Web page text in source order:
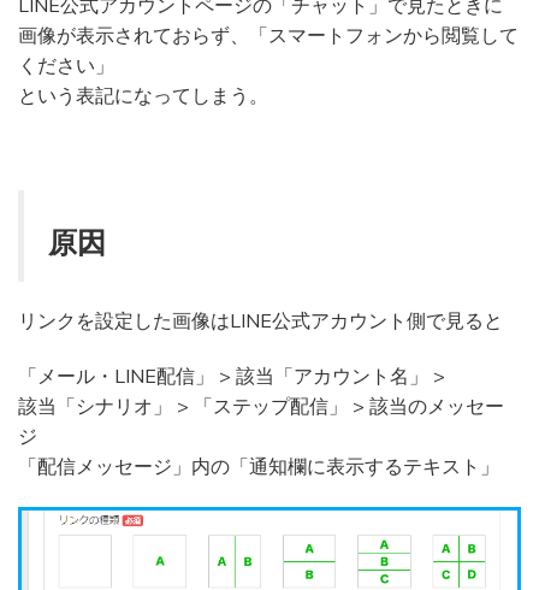
画像が表示されておらず、「スマートフォンから閲覧して
ください」
という表記になってしまう。
原因
リンクを設定した画像はLINE公式アカウント側で見ると
「メール・LINE配信」 > 該当「アカウント名」 >
該当「シナリオ」 > 「ステップ配信」 > 該当のメッセー
ジ
「配信メッセージ」内の「通知欄に表示するテキスト」